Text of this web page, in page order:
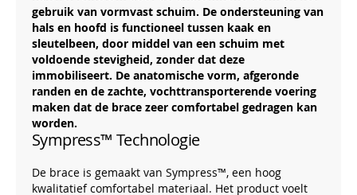
gebruik van vormvast schuim. De ondersteuning van
hals en hoofd is functioneel tussen kaak en
sleutelbeen, door middel van een schuim met
voldoende stevigheid, zonder dat deze
immobiliseert. De anatomische vorm, afgeronde
randen en de zachte, vochttransporterende voering
maken dat de brace zeer comfortabel gedragen kan
worden.
Sympress™ Technologie
De brace is gemaakt van Sympress™, een hoog
kwalitatief comfortabel materiaal. Het product voelt